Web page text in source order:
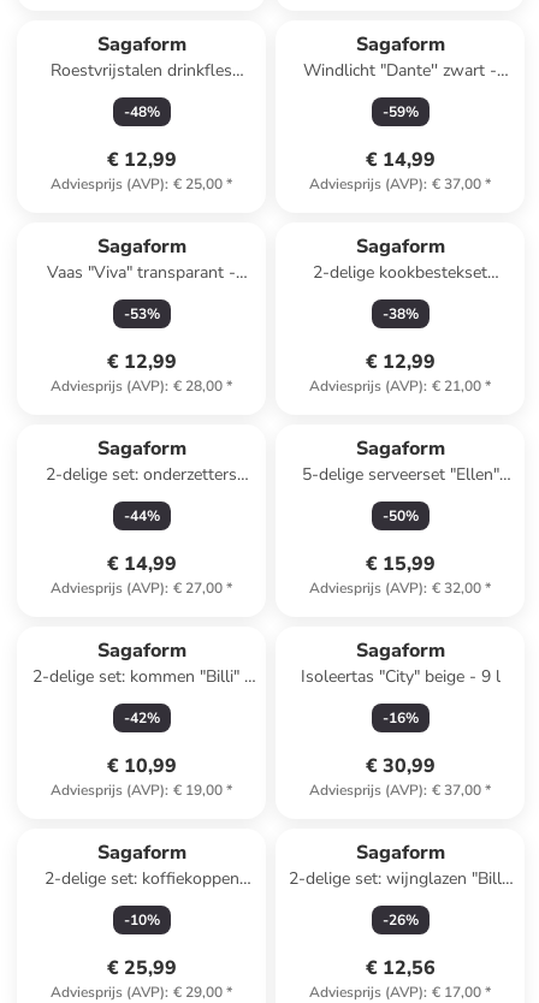
Sagaform
Roestvrijstalen drinkfles
"Olle" zilverkleurig - 500 ml
-48%
€ 12,99
Adviesprijs (AVP): € 25,00*
Sagaform
Windlicht "Dante'' zwart -
(H)17 x Ø 9 cm
-59%
€ 14,99
Adviesprijs (AVP): € 37,00*
Sagaform
Vaas "Viva" transparant -
(H)14 x Ø 10 cm
-53%
€ 12,99
Adviesprijs (AVP): € 28,00*
Sagaform
2-delige kookbestekset
"Daniel" rood
-38%
€ 12,99
Adviesprijs (AVP): € 21,00*
Sagaform
2-delige set: onderzetters
''Dante'' bruin - Ø 20 cm
-44%
€ 14,99
Adviesprijs (AVP): € 27,00*
Sagaform
5-delige serveerset "Ellen"
beige/wit - (B)17,5 x (H)6 x
(D)9 cm
-50%
€ 15,99
Adviesprijs (AVP): € 32,00*
Sagaform
2-delige set: kommen "Billi" -
700 ml
-42%
€ 10,99
Adviesprijs (AVP): € 19,00*
Sagaform
Isoleertas "City" beige - 9 l
-16%
€ 30,99
Adviesprijs (AVP): € 37,00*
Sagaform
2-delige set: koffiekoppen
grijs - 250 ml
-10%
€ 25,99
Adviesprijs (AVP): € 29,00*
Sagaform
2-delige set: wijnglazen "Billi''
- 350 ml
-26%
€ 12,56
Adviesprijs (AVP): € 17,00*